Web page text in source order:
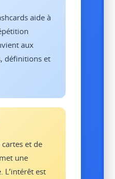
aide à
aux
définitions et
et de
une
L’intérêt est